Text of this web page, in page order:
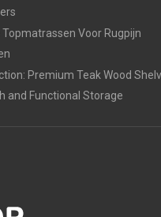
Topmatrassen Voor Rugpijn
Premium Teak Wood
and Functional Storage